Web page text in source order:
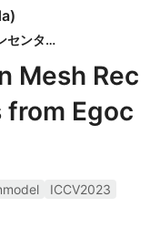
)
三菱電機株式会社 DXイノベーションセンター
Mesh Rec
from Egoc
ICCV2023